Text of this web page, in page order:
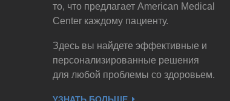
то, что предлагает American Medical
Center каждому пациенту.
Здесь вы найдете эффективные и
персонализированные решения
для любой проблемы со здоровьем.